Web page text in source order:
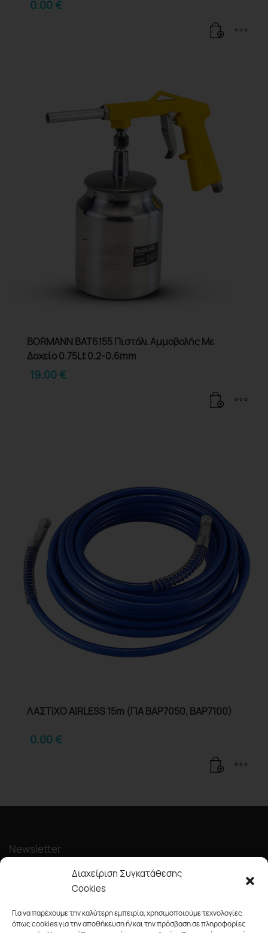
Διαχείριση Συγκατάθεσης
Cookies
Για να παρέχουμε την καλύτερη εμπειρία, χρησιμοποιούμε τεχνολογίες
όπως cookies για την αποθήκευση ή/και την πρόσβαση σε πληροφορίες
0.00€
BORMANN BAT6155 Πιστόλι Αμμοβολής Με
Δοχείο 0.75Lt 0.2-0.6mm
19.00€
ΛΑΣΤΙΧΟ AIRLESS 15m (ΓΙΑ BAP7050, BAP7100)
0.00€
Newsletter